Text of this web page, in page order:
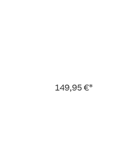
149,95 €*